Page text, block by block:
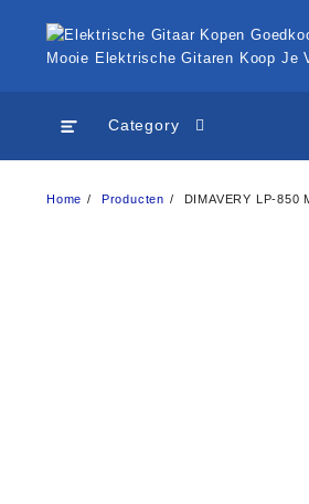
Mooie Elektrische Gitaren Koop Je
Category
Home Producten DIMAVERY LP-850